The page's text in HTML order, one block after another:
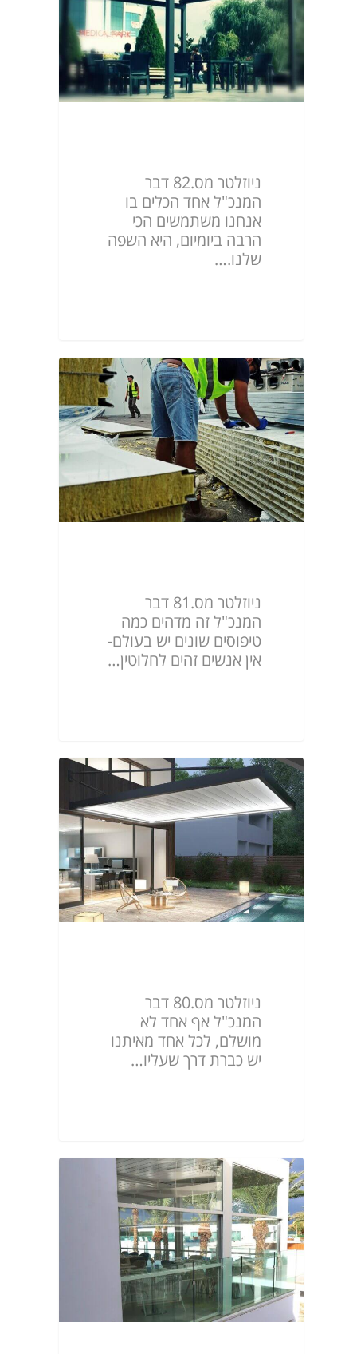
ניוזלטר מס.82 דבר
המנכ"ל אחד הכלים בו
אנחנו משתמשים הכי
הרבה ביומיום, היא השפה
שלנו.…
ניוזלטר מס.81 דבר
המנכ"ל זה מדהים כמה
טיפוסים שונים יש בעולם-
אין אנשים זהים לחלוטין…
ניוזלטר מס.80 דבר
המנכ"ל אף אחד לא
מושלם, לכל אחד מאיתנו
יש כברת דרך שעליו…